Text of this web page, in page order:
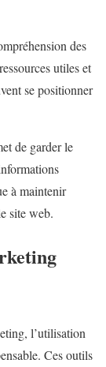
des
utiles et
se positionner
de garder le
à maintenir
site web.
l’utilisation
Ces outils